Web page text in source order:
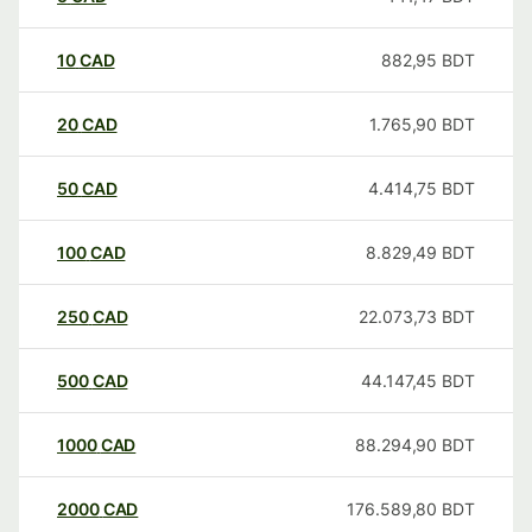
10CAD 882,95 BDT
20CAD 1.765,90 BDT
50CAD 4.414,75 BDT
100CAD 8.829,49 BDT
250CAD 22.073,73 BDT
500CAD 44.147,45 BDT
1000CAD 88.294,90 BDT
2000CAD 176.589,80 BDT